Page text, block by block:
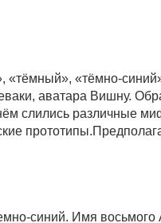
«тёмный», «тёмно-
аватара Вишну.
слились различные
синий. Имя